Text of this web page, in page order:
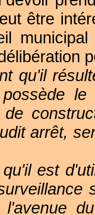
être
qu'il
le
de
arrêt,
est
l'avenue